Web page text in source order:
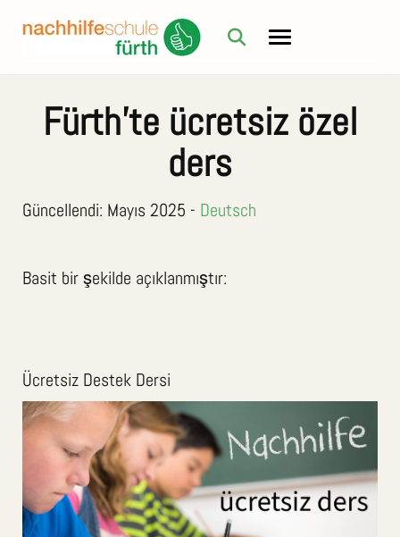
Fürth'te ücretsiz özel
ders
Güncellendi: Mayıs 2025 - Deutsch
Basit bir şekilde açıklanmıştır:
Ücretsiz Destek Dersi